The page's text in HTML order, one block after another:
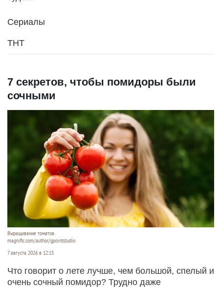
Сериалы
ТНТ
7 секретов, чтобы помидоры были
сочными
Выращивание томатов.
magnific.com/author/gpointstudio
7 августа 2026 в 12:15
Что говорит о лете лучше, чем большой, спелый и
очень сочный помидор? Трудно даже